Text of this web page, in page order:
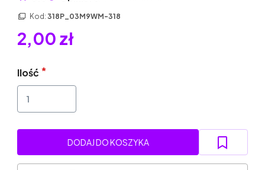
Kod: 318P_03M9WM-318
2,00 zł
Ilość
DODAJ DO KOSZYKA